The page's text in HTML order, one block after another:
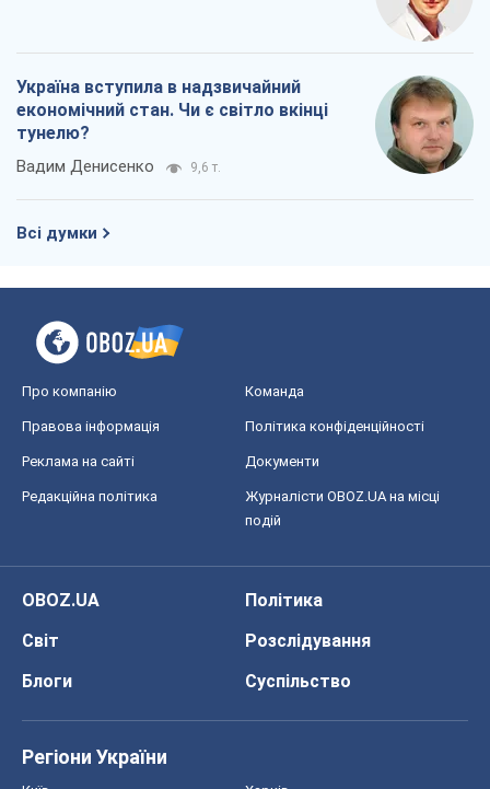
Україна вступила в надзвичайний
економічний стан. Чи є світло вкінці
тунелю?
Вадим Денисенко 9,6 т.
Всі думки
Про компанію Команда
Правова інформація Політика конфіденційності
Реклама на сайті Документи
Редакційна політика
Журналісти OBOZ.UA на місці
подій
OBOZ.UA
Політика
Світ
Розслідування
Блоги
Суспільство
Регіони України